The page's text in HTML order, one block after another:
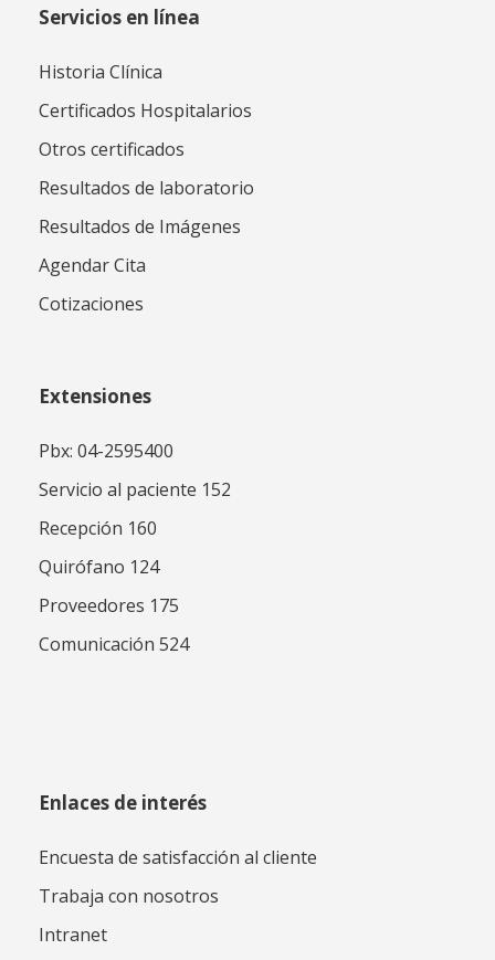
Servicios en línea
Historia Clínica
Certificados Hospitalarios
Otros certificados
Resultados de laboratorio
Resultados de Imágenes
Agendar Cita
Cotizaciones
Extensiones
Pbx: 04-2595400
Servicio al paciente 152
Recepción 160
Quirófano 124
Proveedores 175
Comunicación 524
Enlaces de interés
Encuesta de satisfacción al cliente
Trabaja con nosotros
Intranet